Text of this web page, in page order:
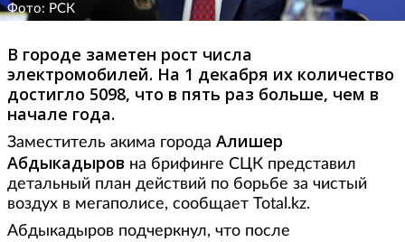
Фото: РСК
В городе заметен рост числа
электромобилей. На 1 декабря их количество
достигло 5098, что в пять раз больше, чем в
начале года.
Заместитель акима города Алишер
Абдыкадыров на брифинге СЦК представил
детальный план действий по борьбе за чистый
воздух в мегаполисе, сообщает Total.kz.
Абдыкадыров подчеркнул, что после